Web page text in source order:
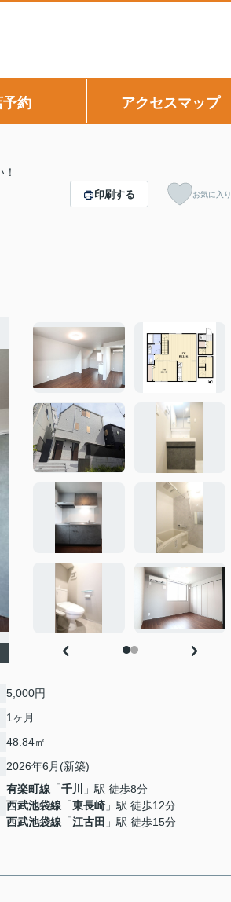
予約 アクセスマップ
印刷する お気に入り
5,000円
1ヶ月
48.84㎡
2026年6月(新築)
有楽町線 「千川
」駅 徒歩8分
西武池袋線 「東長崎 」駅 徒歩12分
西武池袋線 「江古田 」駅 徒歩15分